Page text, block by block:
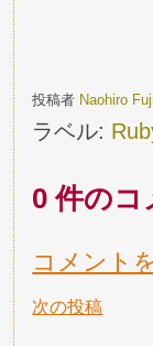
投稿者 Naohiro
ラベル:
0 件の
コメント
次の投稿